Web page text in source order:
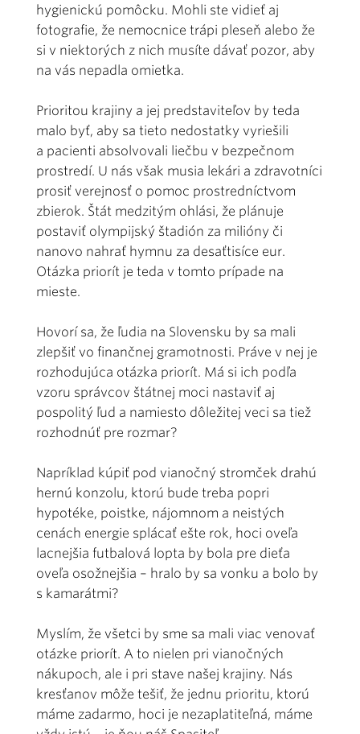
hygienickú pomôcku. Mohli ste vidieť aj
fotografie, že nemocnice trápi pleseň alebo že
si v niektorých z nich musíte dávať pozor, aby
na vás nepadla omietka.
Prioritou krajiny a jej predstaviteľov by teda
malo byť, aby sa tieto nedostatky vyriešili
a pacienti absolvovali liečbu v bezpečnom
prostredí. U nás však musia lekári a zdravotníci
prosiť verejnosť o pomoc prostredníctvom
zbierok. Štát medzitým ohlási, že plánuje
postaviť olympijský štadión za milióny či
nanovo nahrať hymnu za desaťtisíce eur.
Otázka priorít je teda v tomto prípade na
mieste.
Hovorí sa, že ľudia na Slovensku by sa mali
zlepšiť vo finančnej gramotnosti. Práve v nej je
rozhodujúca otázka priorít. Má si ich podľa
vzoru správcov štátnej moci nastaviť aj
pospolitý ľud a namiesto dôležitej veci sa tiež
rozhodnúť pre rozmar?
Napríklad kúpiť pod vianočný stromček drahú
hernú konzolu, ktorú bude treba popri
hypotéke, poistke, nájomnom a neistých
cenách energie splácať ešte rok, hoci oveľa
lacnejšia futbalová lopta by bola pre dieťa
oveľa osožnejšia – hralo by sa vonku a bolo by
s kamarátmi?
Myslím, že všetci by sme sa mali viac venovať
otázke priorít. A to nielen pri vianočných
nákupoch, ale i pri stave našej krajiny. Nás
kresťanov môže tešiť, že jednu prioritu, ktorú
máme zadarmo, hoci je nezaplatiteľná, máme